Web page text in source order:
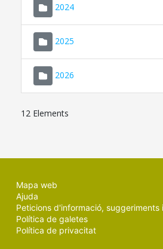
2024
2025
2026
12 Elements
Mapa web
Ajuda
Peticions d'informació, suggeriments
Política de galetes
Política de privacitat